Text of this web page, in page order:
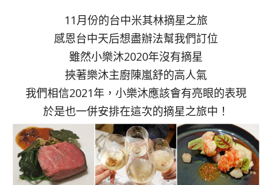
11月份的台中米其林摘星之旅
感恩台中天后想盡辦法幫我們訂位
雖然小樂沐2020年沒有摘星
挾著樂沐主廚陳嵐舒的高人氣
我們相信2021年，小樂沐應該會有亮眼的表現
於是也一併安排在這次的摘星之旅中！